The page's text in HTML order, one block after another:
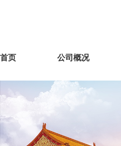
首页 公司概况